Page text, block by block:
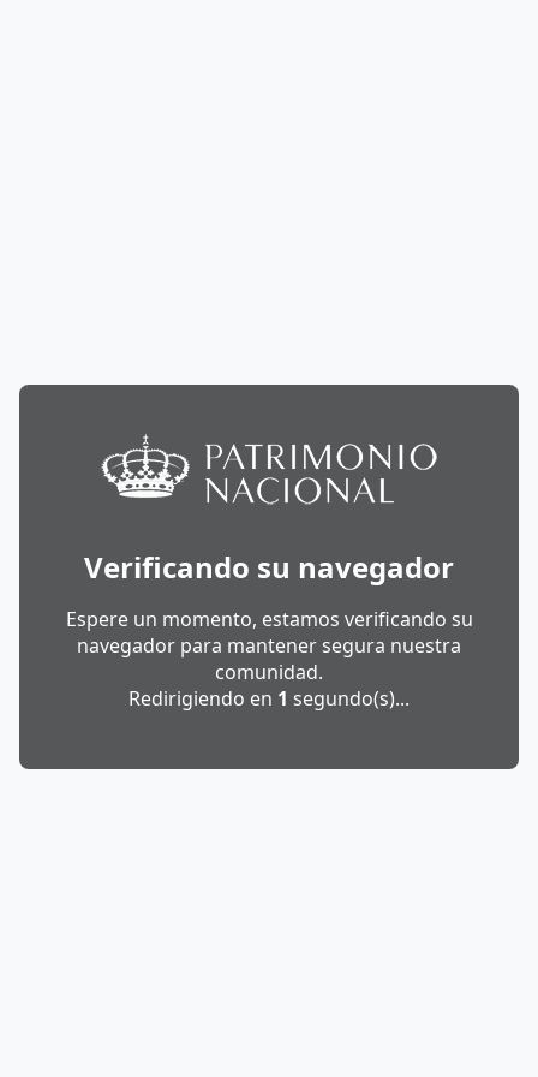
Verificando su navegador
Espere un momento, estamos verificando su
navegador para mantener segura nuestra
comunidad.
Redirigiendo en 1 segundo(s)...